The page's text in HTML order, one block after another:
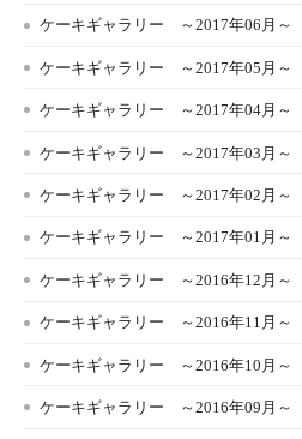
ケーキギャラリー ～2017年06月～
ケーキギャラリー ～2017年05月～
ケーキギャラリー ～2017年04月～
ケーキギャラリー ～2017年03月～
ケーキギャラリー ～2017年02月～
ケーキギャラリー ～2017年01月～
ケーキギャラリー ～2016年12月～
ケーキギャラリー ～2016年11月～
ケーキギャラリー ～2016年10月～
ケーキギャラリー ～2016年09月～